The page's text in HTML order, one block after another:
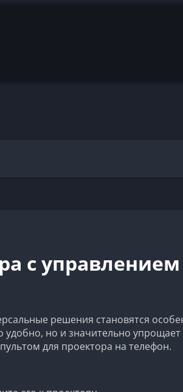
с
решения становятся
но и значительно
для проектора на телефон.